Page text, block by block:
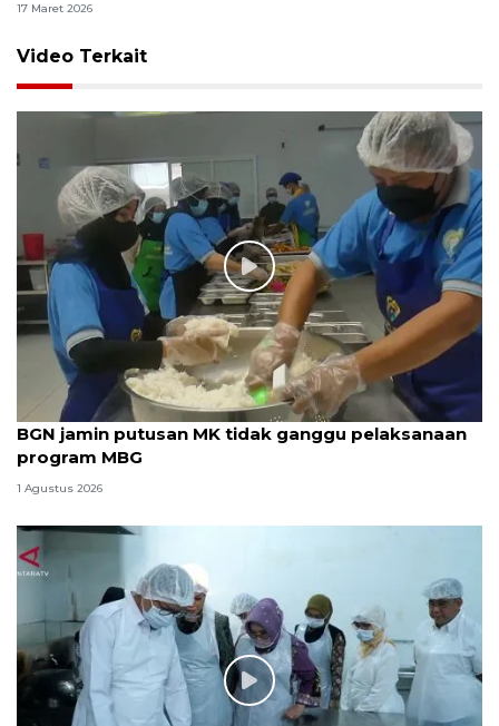
17 Maret 2026
Video Terkait
BGN jamin putusan MK tidak ganggu pelaksanaan
program MBG
1 Agustus 2026